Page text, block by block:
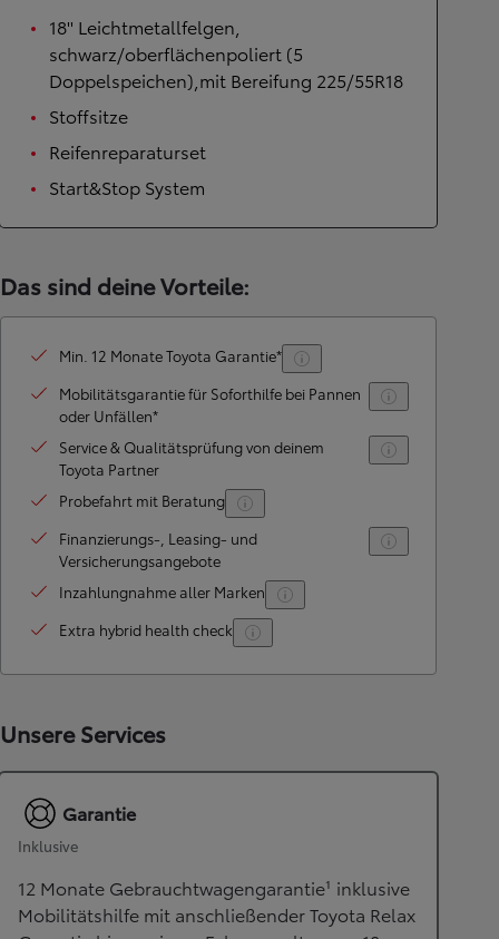
18'' Leichtmetallfelgen,
schwarz/oberflächenpoliert (5
Doppelspeichen),mit Bereifung 225/55R18
Stoffsitze
Reifenreparaturset
Start&Stop System
Das sind deine Vorteile:
Min. 12 Monate Toyota Garantie*
Mobilitätsgarantie für Soforthilfe bei Pannen
oder Unfällen*
Service & Qualitätsprüfung von deinem
Toyota Partner
Probefahrt mit Beratung
Finanzierungs-, Leasing- und
Versicherungsangebote
Inzahlungnahme aller Marken
Extra hybrid health check
Unsere Services
Garantie
Inklusive
12 Monate Gebrauchtwagengarantie¹ inklusive
Mobilitätshilfe mit anschließender Toyota Relax